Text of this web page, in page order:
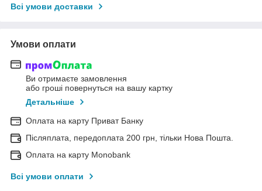
Всі умови доставки
Умови оплати
Ви отримаєте замовлення
або гроші повернуться на вашу картку
Детальніше
Оплата на карту Приват Банку
Післяплата, передоплата 200 грн, тільки Нова Пошта.
Оплата на карту Monobank
Всі умови оплати